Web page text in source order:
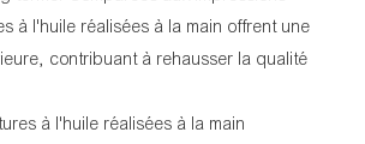
à l'huile réalisées à la main offrent une
contribuant à rehausser la qualité